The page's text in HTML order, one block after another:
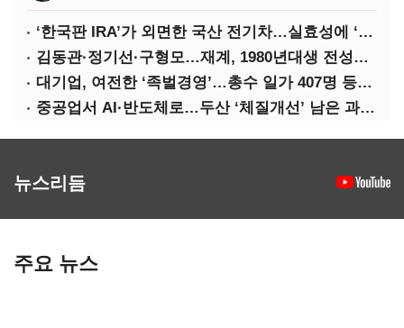
‘한국판 IRA’가 외면한 국산 전기차…실효성에 ‘의문’
김동관·정기선·구형모…재계, 1980년대생 전성시대
대기업, 여전한 ‘족벌경영’…총수 일가 407명 등기임원
중공업서 AI·반도체로…두산 ‘체질개선’ 남은 과제는
뉴스리듬
주요 뉴스